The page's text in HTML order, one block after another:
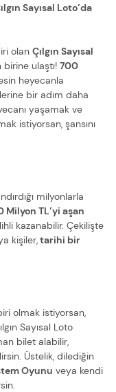
Sayısal Loto’da
olan Çılgın Sayısal
ulaştı! 700
heyecanla
bir adım daha
yaşamak ve
istiyorsan, şansını
milyonlarla
Milyon TL’yi aşan
kazanabilir. Çekilişte
kişiler,tarihi bir
olmak istiyorsan,
Sayısal Loto
bilet alabilir,
Üstelik, dilediğin
Oyunu veya kendi